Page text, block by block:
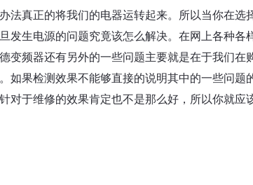
法真正的将我们的电器运转起来。所以当你在选
发生电源的问题究竟该怎么解决。在网上各种各
变频器还有另外的一些问题主要就是在于我们在
如果检测效果不能够直接的说明其中的一些问题
对于维修的效果肯定也不是那么好，所以你就应